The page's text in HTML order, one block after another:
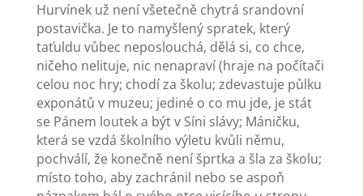
Hurvínek už není všetečně chytrá srandovní
postavička. Je to namyšlený spratek, který
taťuldu vůbec neposlouchá, dělá si, co chce,
ničeho nelituje, nic nenapraví (hraje na počítači
celou noc hry; chodí za školu; zdevastuje půlku
exponátů v muzeu; jediné o co mu jde, je stát
se Pánem loutek a být v Síni slávy; Máničku,
která se vzdá školního výletu kvůli němu,
pochválí, že konečně není šprtka a šla za školu;
místo toho, aby zachránil nebo se aspoň